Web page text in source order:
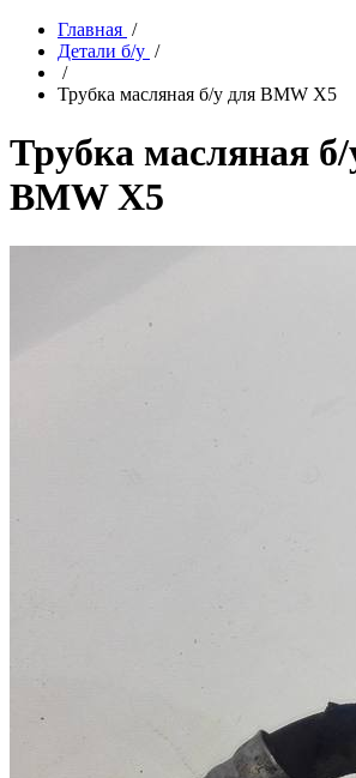
Главная /
Детали б/у /
/
Трубка масляная б/у для BMW X5
Трубка масляная
BMW X5